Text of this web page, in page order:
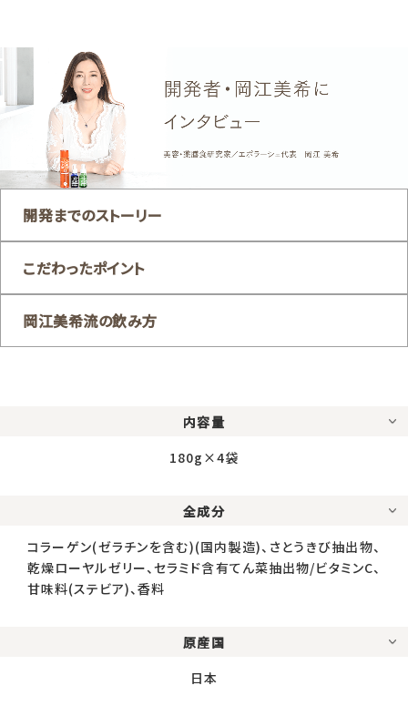
開発までのストーリー
こだわったポイント
岡江美希流の飲み方
内容量
180g×4袋
全成分
コラーゲン(ゼラチンを含む)(国内製造)、さとうきび抽出物、
乾燥ローヤルゼリー、セラミド含有てん菜抽出物/ビタミンC、
甘味料(ステビア)、香料
原産国
日本